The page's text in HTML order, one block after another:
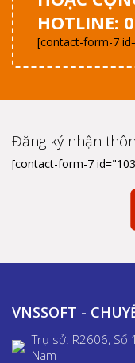
HOTLINE:
[contact-form-7
Đăng ký nhận
[contact-form-7
VNSSOFT -
Trụ sở: R2606, Số
Nam